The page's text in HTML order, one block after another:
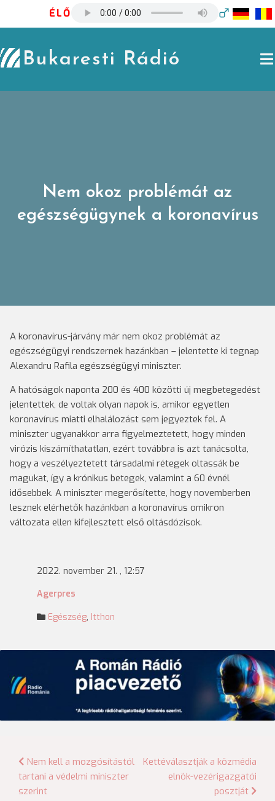
ÉLŐ
Bukaresti Rádió
Nem okoz problémát az
egészségügynek a koronavírus
A koronavírus-járvány már nem okoz problémát az
egészségügyi rendszernek hazánkban – jelentette ki tegnap
Alexandru Rafila egészségügyi miniszter.
A hatóságok naponta 200 és 400 közötti új megbetegedést
jelentettek, de voltak olyan napok is, amikor egyetlen
koronavírus miatti elhalálozást sem jegyeztek fel. A
miniszter ugyanakkor arra figyelmeztetett, hogy minden
virózis kiszámíthatatlan, ezért továbbra is azt tanácsolta,
hogy a veszélyeztetett társadalmi rétegek oltassák be
magukat, így a krónikus betegek, valamint a 60 évnél
idősebbek. A miniszter megerősítette, hogy novemberben
lesznek elérhetők hazánkban a koronavírus omikron
változata ellen kifejlesztett első oltásdózisok.
2022. november 21. , 12:57
Agerpres
Egészség, Itthon
Bejegyzés
navigáció
Nem kell a mozgósítástól
tartani a védelmi miniszter
szerint
Kettéválasztják a közmédia
elnök-vezérigazgatói
posztját